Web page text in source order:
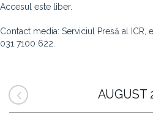
Accesul este liber.
Contact media: Serviciul Presă al ICR,
031 7100 622.
AUGUST